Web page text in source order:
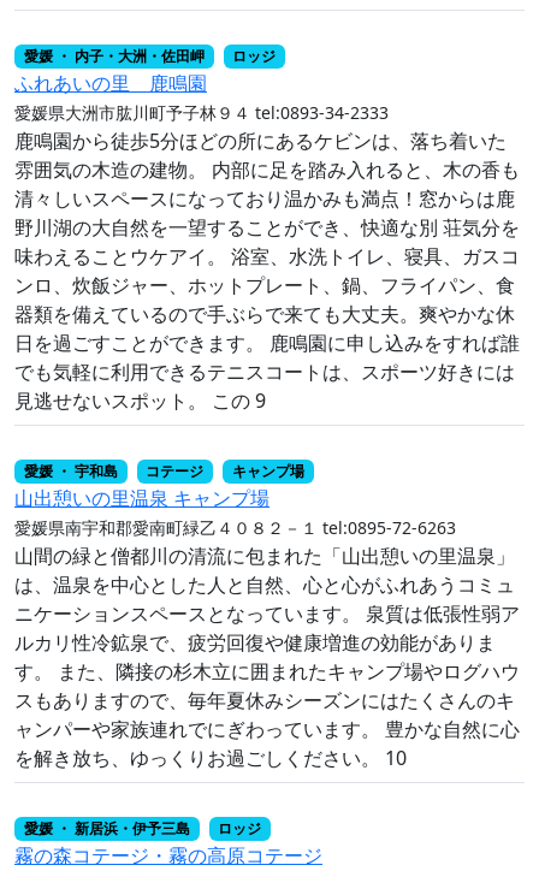
愛媛 ・ 内子・大洲・佐田岬 ロッジ
ふれあいの里 鹿鳴園
愛媛県大洲市肱川町予子林９４ tel:0893-34-2333
鹿鳴園から徒歩5分ほどの所にあるケビンは、落ち着いた
雰囲気の木造の建物。 内部に足を踏み入れると、木の香も
清々しいスペースになっており温かみも満点！窓からは鹿
野川湖の大自然を一望することができ、快適な別 荘気分を
味わえることウケアイ。 浴室、水洗トイレ、寝具、ガスコ
ンロ、炊飯ジャー、ホットプレート、鍋、フライパン、食
器類を備えているので手ぶらで来ても大丈夫。爽やかな休
日を過ごすことができます。 鹿鳴園に申し込みをすれば誰
でも気軽に利用できるテニスコートは、スポーツ好きには
見逃せないスポット。 この 9
愛媛 ・ 宇和島 コテージ キャンプ場
山出憩いの里温泉 キャンプ場
愛媛県南宇和郡愛南町緑乙４０８２－１ tel:0895-72-6263
山間の緑と僧都川の清流に包まれた「山出憩いの里温泉」
は、温泉を中心とした人と自然、心と心がふれあうコミュ
ニケーションスペースとなっています。 泉質は低張性弱ア
ルカリ性冷鉱泉で、疲労回復や健康増進の効能がありま
す。 また、隣接の杉木立に囲まれたキャンプ場やログハウ
スもありますので、毎年夏休みシーズンにはたくさんのキ
ャンパーや家族連れでにぎわっています。 豊かな自然に心
を解き放ち、ゆっくりお過ごしください。 10
愛媛 ・ 新居浜・伊予三島 ロッジ
霧の森コテージ・霧の高原コテージ